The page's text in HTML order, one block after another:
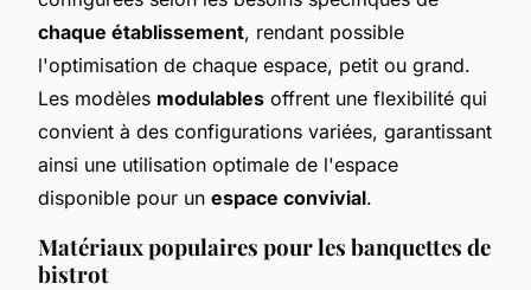
chaque établissement, rendant possible
l'optimisation de chaque espace, petit ou grand.
Les modèles modulables offrent une flexibilité qui
convient à des configurations variées, garantissant
ainsi une utilisation optimale de l'espace
disponible pour un espace convivial.
Matériaux populaires pour les banquettes de
bistrot